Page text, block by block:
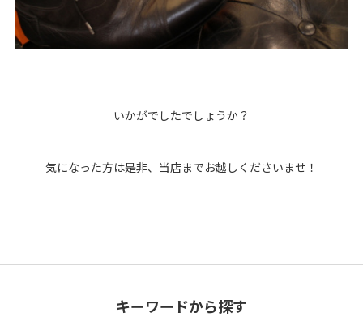
いかがでしたでしょうか？
気になった方は是非、当店までお越しくださいませ！
キーワードから探す